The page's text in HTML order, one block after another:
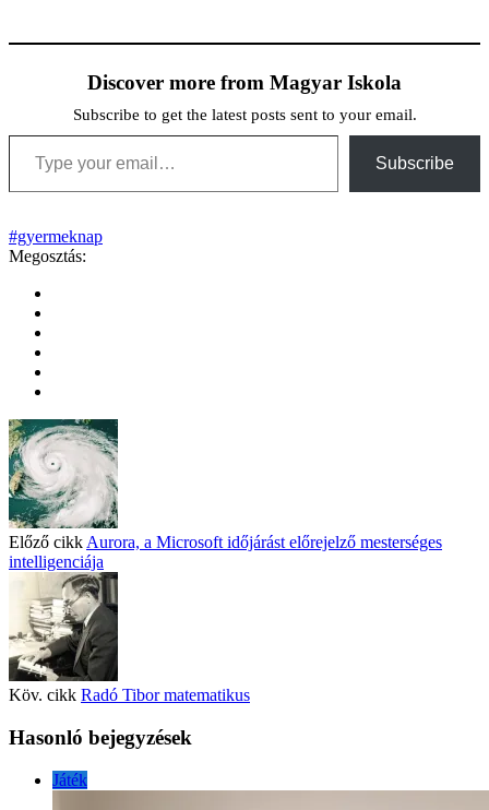
Discover more from Magyar Iskola
Subscribe to get the latest posts sent to your email.
Type your email…
Subscribe
#gyermeknap
Megosztás:
Előző cikk Aurora, a Microsoft időjárást előrejelző mesterséges
intelligenciája
Köv. cikk Radó Tibor matematikus
Hasonló bejegyzések
Játék